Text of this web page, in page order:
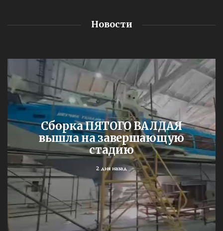
Новости
Сборка ПЯТОГО ВАЛДАЯ
вышла на завершающую
стадию
2 дня назад